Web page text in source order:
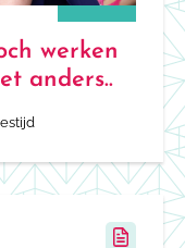
werken
anders..